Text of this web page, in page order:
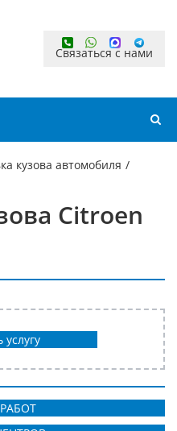
Связаться с нами
кузова автомобиля /
Citroen
услугу